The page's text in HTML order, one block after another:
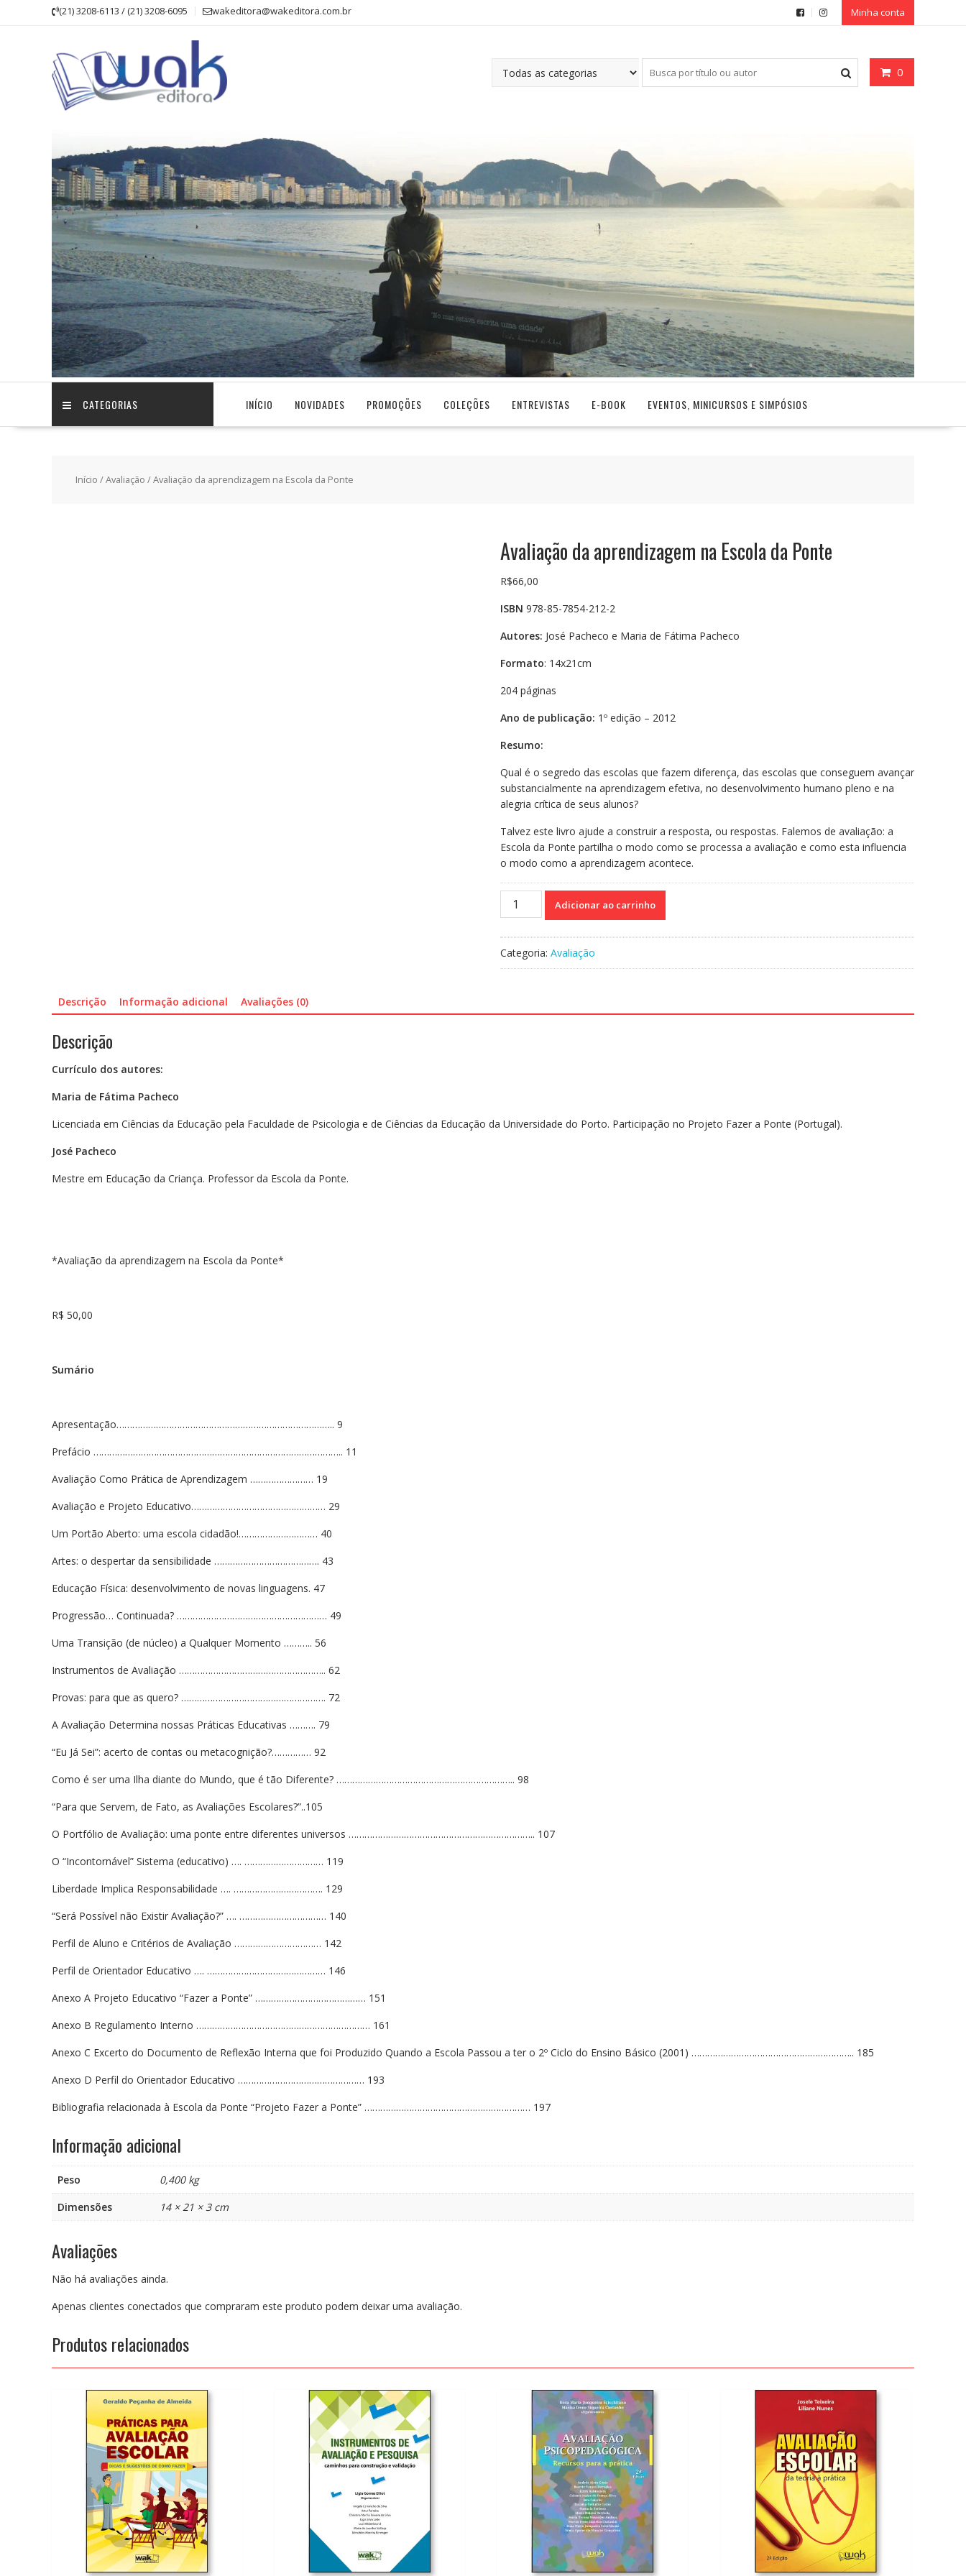
(21) 3208-6113 / (21) 3208-6095 wakeditora@wakeditora.com.br Minha conta
0
CATEGORIAS INÍCIO NOVIDADES PROMOÇÕES COLEÇÕES ENTREVISTAS E-BOOK EVENTOS, MINICURSOS E SIMPÓSIOS
Início /Avaliação / Avaliação da aprendizagem na Escola da Ponte
Avaliação da aprendizagem na Escola da Ponte
R$66,00
ISBN 978-85-7854-212-2
Autores: José Pacheco e Maria de Fátima Pacheco
Formato: 14x21cm
204 páginas
Ano de publicação: 1º edição – 2012
Resumo:
Qual é o segredo das escolas que fazem diferença, das escolas que conseguem avançar
substancialmente na aprendizagem efetiva, no desenvolvimento humano pleno e na
alegria crítica de seus alunos?
Talvez este livro ajude a construir a resposta, ou respostas. Falemos de avaliação: a
Escola da Ponte partilha o modo como se processa a avaliação e como esta influencia
o modo como a aprendizagem acontece.
Avaliação
Escola
Adicionar ao carrinho
Categoria: Avaliação
Descrição Informação adicional Avaliações (0)
Descrição
Currículo dos autores:
Maria de Fátima Pacheco
Licenciada em Ciências da Educação pela Faculdade de Psicologia e de Ciências da Educação da Universidade do Porto. Participação no Projeto Fazer a Ponte (Portugal).
José Pacheco
Mestre em Educação da Criança. Professor da Escola da Ponte.
*Avaliação da aprendizagem na Escola da Ponte*
R$ 50,00
Sumário
Apresentação……………………………………………………………………….. 9
Prefácio ………………………………………………………………………………….. 11
Avaliação Como Prática de Aprendizagem …………………… 19
Avaliação e Projeto Educativo…………………………………………… 29
Um Portão Aberto: uma escola cidadão!………………………… 40
Artes: o despertar da sensibilidade …………………………………. 43
Educação Física: desenvolvimento de novas linguagens. 47
Progressão… Continuada? ………………………………………………… 49
Uma Transição (de núcleo) a Qualquer Momento ……….. 56
Instrumentos de Avaliação ……………………………………………….. 62
Provas: para que as quero? ………………………………………………. 72
A Avaliação Determina nossas Práticas Educativas ………. 79
“Eu Já Sei”: acerto de contas ou metacognição?…………… 92
Como é ser uma Ilha diante do Mundo, que é tão Diferente? ………………………………………………………….. 98
“Para que Servem, de Fato, as Avaliações Escolares?”..105
O Portfólio de Avaliação: uma ponte entre diferentes universos …………………………………………………………….. 107
O “Incontornável” Sistema (educativo) …. ………………………… 119
Liberdade Implica Responsabilidade …. ……………………………. 129
“Será Possível não Existir Avaliação?” …. …………………………… 140
Perfil de Aluno e Critérios de Avaliação …………………………… 142
Perfil de Orientador Educativo …. ……………………………………… 146
Anexo A Projeto Educativo “Fazer a Ponte” …………………………………… 151
Anexo B Regulamento Interno ………………………………………………………… 161
Anexo C Excerto do Documento de Reflexão Interna que foi Produzido Quando a Escola Passou a ter o 2º Ciclo do Ensino Básico (2001) …………………………………………………….. 185
Anexo D Perfil do Orientador Educativo ………………………………………… 193
Bibliografia relacionada à Escola da Ponte “Projeto Fazer a Ponte” ……………………………………………………… 197
Informação adicional
Peso
0,400 kg
Dimensões
14 × 21 × 3 cm
Avaliações
Não há avaliações ainda.
Apenas clientes conectados que compraram este produto podem deixar uma avaliação.
Produtos relacionados